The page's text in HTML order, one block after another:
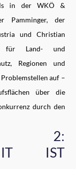
in der WKÖ &
Pamminger, der
und Christian
für Land- und
Regionen und
auf –
über die
durch den
2:
IST